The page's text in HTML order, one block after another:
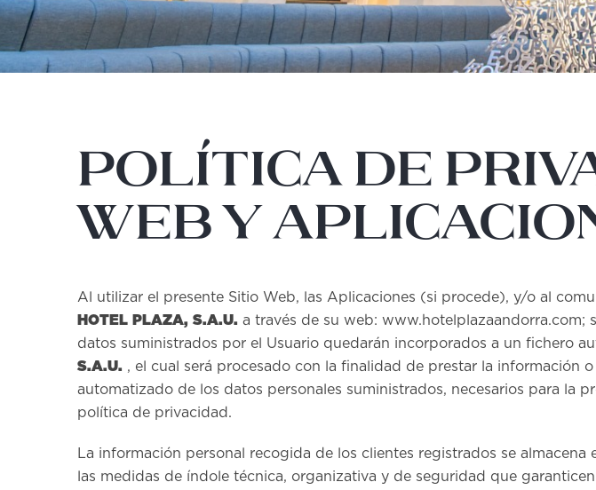
POLÍTICA DE
WEB Y
Al utilizar el presente Sitio Web, las Aplicaciones (si procede), y/o al
HOTEL PLAZA, S.A.U. a través de su web: www.hotelplazaandorra.com;
datos suministrados por el Usuario quedarán incorporados a un fichero
S.A.U. , el cual será procesado con la finalidad de prestar la información
automatizado de los datos personales suministrados, necesarios para la
política de privacidad.
La información personal recogida de los clientes registrados se
las medidas de índole técnica, organizativa y de seguridad que